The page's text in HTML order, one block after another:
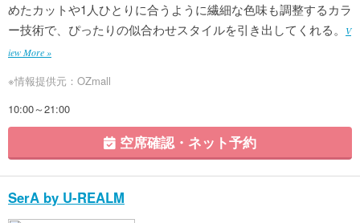
めたカットや1人ひとりに合うように繊細な色味も調整するカラ
ー技術で、ぴったりの似合わせスタイルを引き出してくれる。
V
iew More »
※情報提供元：OZmall
10:00～21:00
空席確認・ネット予約
SerA by U-REALM